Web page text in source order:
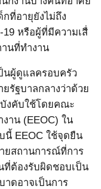
ที่อายุยังไม่ถึง
-19 หรือผู้ที่มีความเสื่
านที่ทำงาน
นผู้ดูแลครอบครัว
รัฐบาลกลางว่าด้วย
บังคับใช้โดยคณะ
งาน (EEOC) ใน
นี้ EEOC ใช้จุดยืน
ยสถานการณ์ที่การ
ที่ต้องรับผิดชอบเป็น
ดอาจเป็นการ